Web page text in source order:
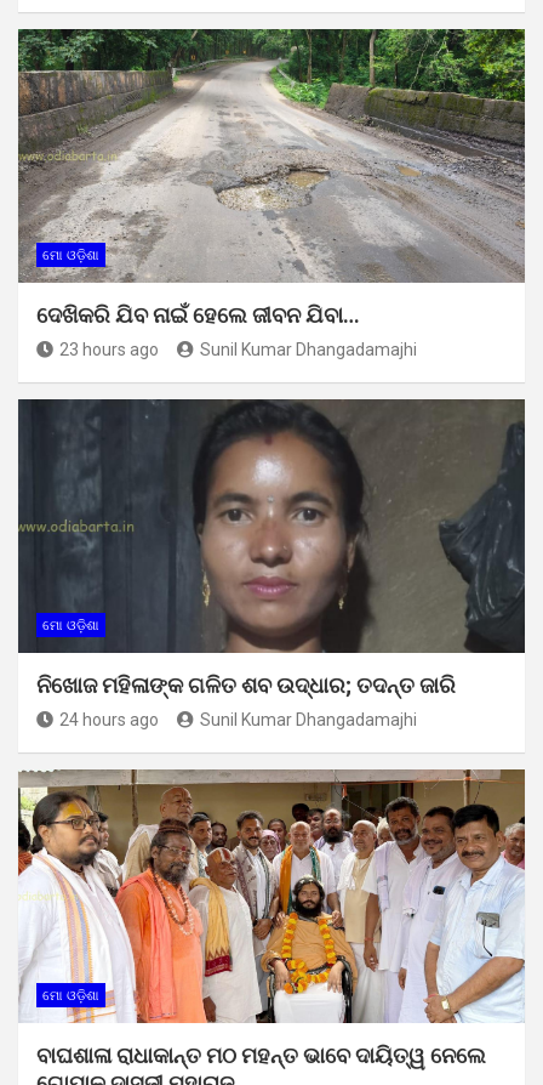
ମୋ ଓଡ଼ିଶା
ଦେଖିକରି ଯିବ ନାଇଁ ହେଲେ ଜୀବନ ଯିବା…
23 hours ago Sunil Kumar Dhangadamajhi
ମୋ ଓଡ଼ିଶା
ନିଖୋଜ ମହିଳାଙ୍କ ଗଳିତ ଶବ ଉଦ୍ଧାର; ତଦନ୍ତ ଜାରି
24 hours ago Sunil Kumar Dhangadamajhi
ମୋ ଓଡ଼ିଶା
ବାଘଶାଳା ରାଧାକାନ୍ତ ମଠ ମହନ୍ତ ଭାବେ ଦାୟିତ୍ୱ ନେଲେ